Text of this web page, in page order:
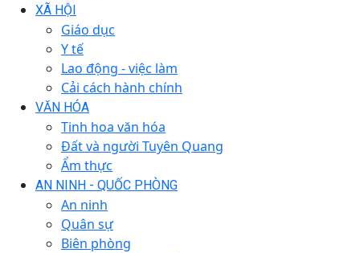
XÃ HỘI
Giáo dục
Y tế
Lao động - việc làm
Cải cách hành chính
VĂN HÓA
Tinh hoa văn hóa
Đất và người Tuyên Quang
Ẩm thực
AN NINH - QUỐC PHÒNG
An ninh
Quân sự
Biên phòng